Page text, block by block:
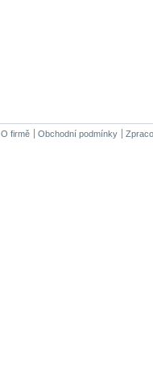
O firmě Obchodní podmínky